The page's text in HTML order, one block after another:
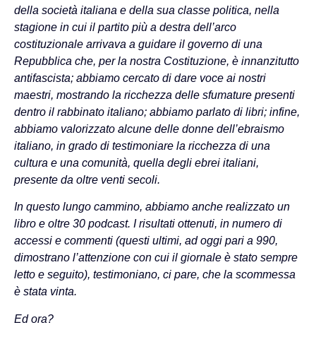
della società italiana e della sua classe politica, nella
stagione in cui il partito più a destra dell’arco
costituzionale arrivava a guidare il governo di una
Repubblica che, per la nostra Costituzione, è innanzitutto
antifascista; abbiamo cercato di dare voce ai nostri
maestri, mostrando la ricchezza delle sfumature presenti
dentro il rabbinato italiano; abbiamo parlato di libri; infine,
abbiamo valorizzato alcune delle donne dell’ebraismo
italiano, in grado di testimoniare la ricchezza di una
cultura e una comunità, quella degli ebrei italiani,
presente da oltre venti secoli.
In questo lungo cammino, abbiamo anche realizzato un
libro e oltre 30 podcast. I risultati ottenuti, in numero di
accessi e commenti (questi ultimi, ad oggi pari a 990,
dimostrano l’attenzione con cui il giornale è stato sempre
letto e seguito), testimoniano, ci pare, che la scommessa
è stata vinta.
Ed ora?